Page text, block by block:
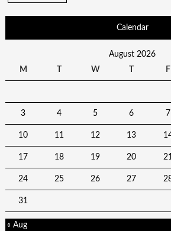
Calendar
August 2026
M
W F
3 4 5 6 7
10 11 12 13
17 18 19 20
24 25 26 27
31
« Aug